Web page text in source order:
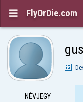
 FlyOrDie.com
NÉVJEGY